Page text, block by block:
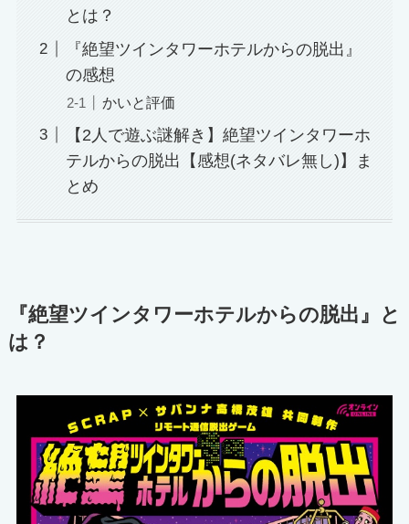
とは？
『絶望ツインタワーホテルからの脱出』
の感想
かいと評価
【2人で遊ぶ謎解き】絶望ツインタワーホ
テルからの脱出【感想(ネタバレ無し)】ま
とめ
『絶望ツインタワーホテルからの脱出』と
は？